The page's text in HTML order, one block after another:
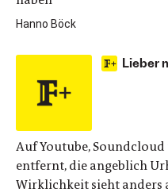
Hanno Böck
Lieber
Auf Youtube,
entfernt, die angeblich
Wirklichkeit sieht anders